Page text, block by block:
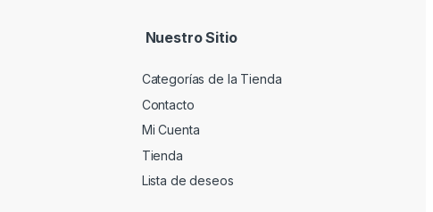
Nuestro Sitio
Categorías de la Tienda
Contacto
Mi Cuenta
Tienda
Lista de deseos